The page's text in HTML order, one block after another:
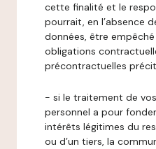
cette finalité et le
pourrait, en l’absence
données, être empêché
obligations
précontractuelles
- si le traitement de
personnel a pour
intérêts légitimes du
ou d’un tiers, la